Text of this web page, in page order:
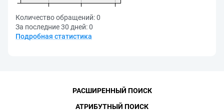
Количество обращений:0
За последние 30 дней:0
Подробная статистика
РАСШИРЕННЫЙ ПОИСК
АТРИБУТНЫЙ ПОИСК